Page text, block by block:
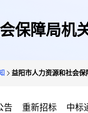
保障局机
益阳市人力资源和社会
告 重新招标 中标